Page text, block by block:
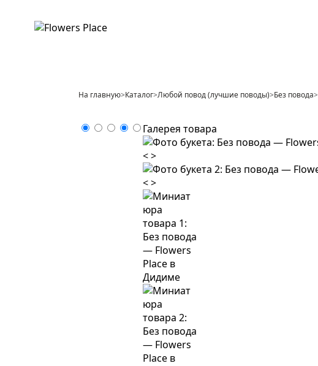
На главную>Каталог>Любой повод (лучшие поводы)>Без повода>
Галерея товара
<>
<>